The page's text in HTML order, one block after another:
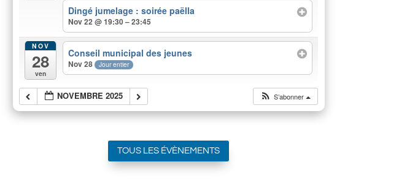
Dingé jumelage : soirée paëlla
Nov 22 @ 19:30 – 23:45
NOV
28
ven
Conseil municipal des jeunes
Nov 28 Jour entier
NOVEMBRE 2025 S’abonner
TOUS LES ÉVÈNEMENTS